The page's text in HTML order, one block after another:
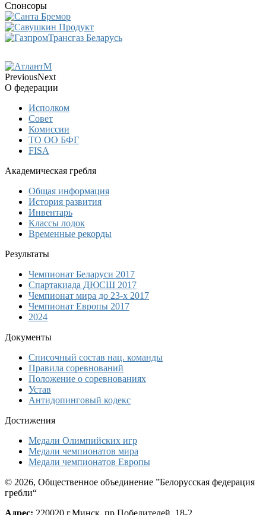
Спонсоры
PreviousNext
О федерации
Исполком
Совет
Комиссии
ТО ОО БФГ
FISA
Академическая гребля
Общая информация
История развития
Инвентарь
Классы лодок
Временные рекорды
Результаты
Чемпионат Беларуси 2017
Спартакиада ДЮСШ 2017
Чемпионат мира до 23-х 2017
Чемпионат Европы 2017
2024
Документы
Списочный состав нац. команды
Правила соревнований
Положение о соревнованиях
Устав
Антидопинговый кодекс
Достижения
Медали Олимпийских игр
Медали чемпионатов мира
Медали чемпионатов Европы
© 2026, Общественное объединение ”Белорусская федерация
гребли“